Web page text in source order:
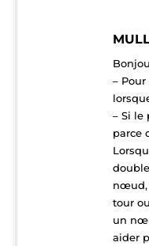
–
– Si le
parce
nœud,
tour
un
aider